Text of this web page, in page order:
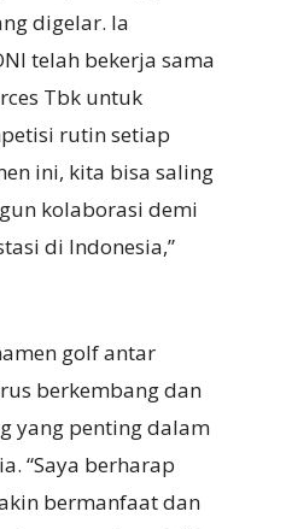
digelar. Ia
telah bekerja sama
Tbk untuk
rutin setiap
ini, kita bisa saling
kolaborasi demi
di Indonesia,”
golf antar
berkembang dan
yang penting dalam
“Saya berharap
bermanfaat dan